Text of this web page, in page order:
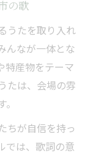
の歌
うたを取り入れ
んなが一体とな
特産物をテーマ
たは、会場の雰
ちが自信を持っ
では、歌詞の意